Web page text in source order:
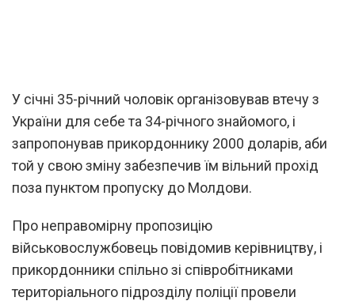
У січні 35-річний чоловік організовував втечу з
України для себе та 34-річного знайомого, і
запропонував прикордоннику 2000 доларів, аби
той у свою зміну забезпечив їм вільний прохід
поза пунктом пропуску до Молдови.
Про неправомірну пропозицію
військовослужбовець повідомив керівництву, і
прикордонники спільно зі співробітниками
територіального підрозділу поліції провели